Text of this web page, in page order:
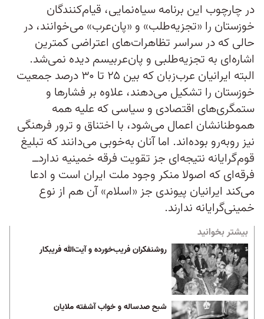
در چارچوب این برنامه سیاه‌نمایی، قیام‌کنندگان
خوزستان را «تجزیه‌طلب» و «پان‌عرب» می‌خوانند، در
حالی که در سراسر تظاهرات‌های اعتراضی کمترین
اشاره‌ای به تجزیه‌طلبی و پان‌عربیسم دیده نمی‌شد.
البته ایرانیان عرب‌زبان که بین ۲۵ تا ۳۰ درصد جمعیت
خوزستان را تشکیل می‌دهند، علاوه بر فشارها و
ستمگری‌های اقتصادی و سیاسی که علیه همه
هموطنانشان اعمال می‌شود، با اختناق و ترور فرهنگی
نیز روبه‌رو بوده‌اند. اما آنان به‌خوبی می‌دانند که تبلیغ
قوم‌گرایانه نتیجه‌ای جز تقو‌یت فرقه خمینیه ندارد‌ــ
فرقه‌ای که اصولا منکر وجود ملت ایران است و ادعا
می‌کند ایرانیان پیوندی جز «اسلام» آن هم از نوع
خمینی‌گرایانه ندارند.
بیشتر بخوانید
روشنفکران فریب‌خورده و آیت‌الله فریبکار
شبح صدساله و خواب آشفته ملایان